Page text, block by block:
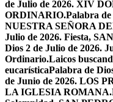
de Julio de 2026. XIV
ORDINARIO.Palabra
NUESTRA SEÑORA
Julio de 2026. Fiesta,
Dios 2 de Julio de 2026.
Ordinario.Laicos
eucarísticaPalabra de
de Junio de 2026. LOS
LA IGLESIA ROMANA.